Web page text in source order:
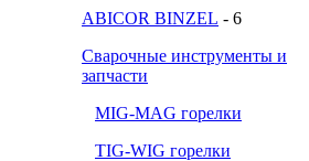
ABICOR BINZEL - 6
Сварочные инструменты и
запчасти
MIG-MAG горелки
TIG-WIG горелки